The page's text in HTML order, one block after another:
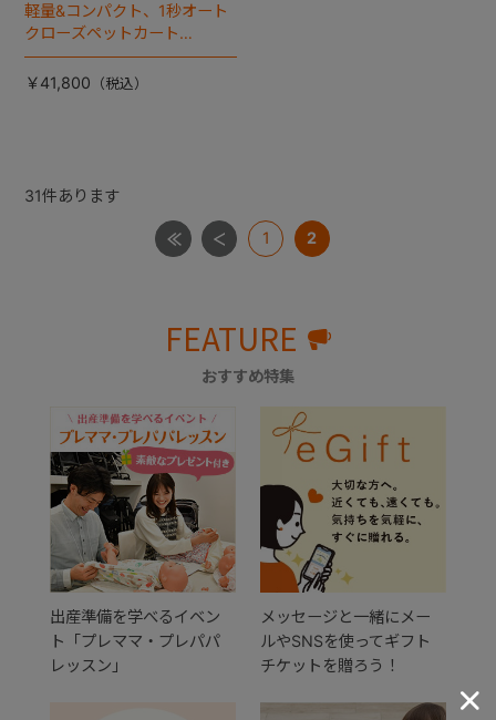
軽量&コンパクト、1秒オート
クローズペットカート
「FikaGO FREE TO GO」よ
り、プレミアムエディション
￥41,800
31件あります
1 2
FEATURE
おすすめ特集
出産準備を学べるイベン
ト「プレママ・プレパパ
レッスン」
メッセージと一緒にメー
ルやSNSを使ってギフト
チケットを贈ろう！